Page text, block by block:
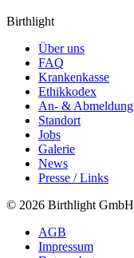
Birthlight
Über uns
FAQ
Krankenkasse
Ethikkodex
An- & Abmeldung
Standort
Jobs
Galerie
News
Presse / Links
© 2026 Birthlight GmbH
AGB
Impressum